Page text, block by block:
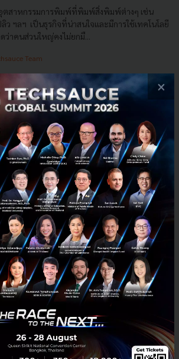
สาหกรรมการพิมพ์ที่พิมพ์สิ่งพิมพ์ต่างๆ เช่น
ว ฯลฯ เป็นธุรกิจที่น่าสนใจและมีการใช้เทคโนโลยี
าคนส่วนใหญ่คงไม่ยกมื...
Team
printing Thailand
Elon Musk ระเบิดพาเอาดาวเทียมของ
วแอฟริกาและตะวันออกกลางสามารถใช้เน็ต
X โครงการของเจ้าพ่อ Innovation Elon Musk
Cape Canaveral ด้วยการระเบิดนี้ทำเอา Mark
เพราะทำให้ดาวเทียมสื่อส...
×